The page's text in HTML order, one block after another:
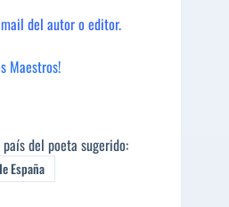
del autor o editor.
Maestros!
del poeta sugerido:
España